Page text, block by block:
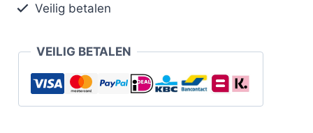
Veilig betalen
VEILIG BETALEN